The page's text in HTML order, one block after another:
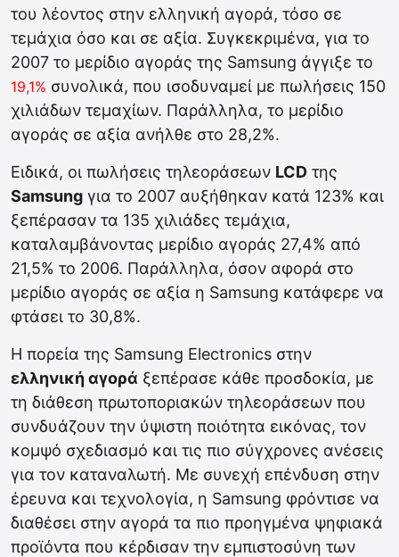
του λέοντος στην ελληνική αγορά, τόσο σε
τεμάχια όσο και σε αξία. Συγκεκριμένα, για το
2007 το μερίδιο αγοράς της Samsung άγγιξε το
19,1% συνολικά, που ισοδυναμεί με πωλήσεις 150
χιλιάδων τεμαχίων. Παράλληλα, το μερίδιο
αγοράς σε αξία ανήλθε στο 28,2%.
Ειδικά, οι πωλήσεις τηλεοράσεων LCD της
Samsung για το 2007 αυξήθηκαν κατά 123% και
ξεπέρασαν τα 135 χιλιάδες τεμάχια,
καταλαμβάνοντας μερίδιο αγοράς 27,4% από
21,5% το 2006. Παράλληλα, όσον αφορά στο
μερίδιο αγοράς σε αξία η Samsung κατάφερε να
φτάσει το 30,8%.
Η πορεία της Samsung Electronics στην
ελληνική αγορά ξεπέρασε κάθε προσδοκία, με
τη διάθεση πρωτοποριακών τηλεοράσεων που
συνδυάζουν την ύψιστη ποιότητα εικόνας, τον
κομψό σχεδιασμό και τις πιο σύγχρονες ανέσεις
για τον καταναλωτή. Με συνεχή επένδυση στην
έρευνα και τεχνολογία, η Samsung φρόντισε να
διαθέσει στην αγορά τα πιο προηγμένα ψηφιακά
προϊόντα που κέρδισαν την εμπιστοσύνη των